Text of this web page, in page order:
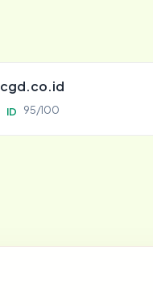
cgd.co.id
ID 95/100